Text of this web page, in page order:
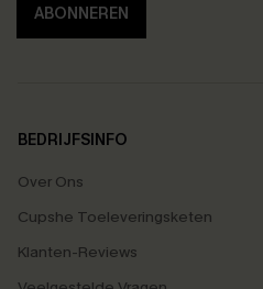
ABONNEREN
BEDRIJFSINFO
Over Ons
Cupshe Toeleveringsketen
Klanten-Reviews